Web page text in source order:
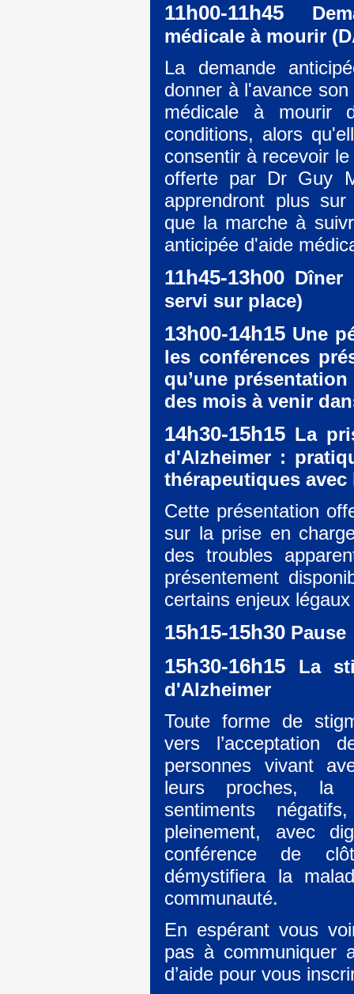
11h00-11h45
médicale à mourir
La demande
donner à l'avance
médicale à mourir
conditions, alors
consentir à recevoir
offerte par Dr Guy
apprendront plus
que la marche à
anticipée d'aide
11h45-13h00 Dîner
servi sur place)
13h00-14h15 Une
les conférences
qu’une
des mois à venir
14h30-15h15 La
d'Alzheimer :
thérapeutiques
Cette présentation
sur la prise en
des troubles
présentement
certains enjeux
15h15-15h30 Pause
15h30-16h15 La
d'Alzheimer
Toute forme de
vers l’acceptation
personnes vivant
leurs proches, la
sentiments
pleinement, avec
conférence de
démystifiera la
communauté.
En espérant vous
pas à communiquer
d’aide pour vous